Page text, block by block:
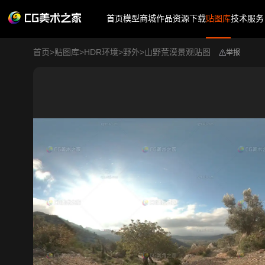
首页模型商城作品资源下载贴图库技术服务
首页>贴图库>HDR环境>野外>山野荒漠景观贴图 举报